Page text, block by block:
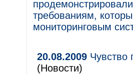
требованиям,
мониторинговым
20.08.2009 Чувство
(Новости)